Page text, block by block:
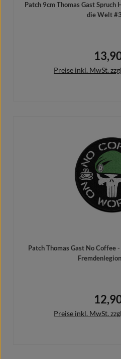
Patch 9cm Thomas Gast Spruch
die Welt
Preise inkl. MwSt.
Patch Thomas Gast No Coffee
Preise inkl. MwSt.